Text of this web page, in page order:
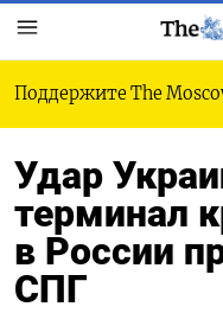
Поддержите The
Удар
терминал
в России
СПГ